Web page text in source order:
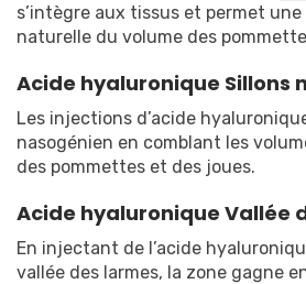
s’intègre aux tissus et permet
naturelle du volume des
Acide hyaluronique Sillons
Les injections d’acide
nasogénien en comblant les
des pommettes et des joues.
Acide hyaluronique Vallée
En injectant de l’acide
vallée des larmes, la zone gagne